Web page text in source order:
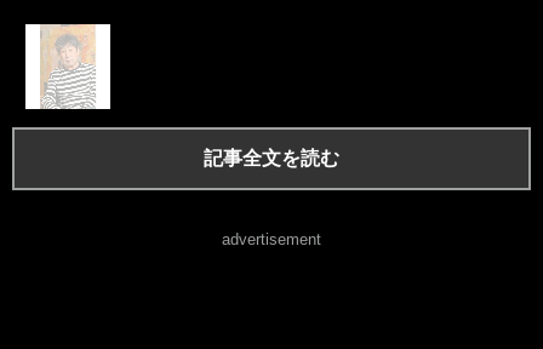
記事全文を読む
advertisement